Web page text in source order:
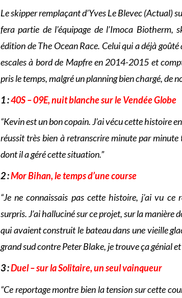
Le skipper remplaçant d’Yves Le Blevec (Actual)
fera partie de l’équipage de l’Imoca
édition de The Ocean Race. Celui qui a déjà
escales à bord de Mapfre en 2014-2015 et
pris le temps, malgré un planning bien chargé, de
1 :40S – 09E, nuit blanche sur le Vendée Globe
“Kevin est un bon copain. J’ai vécu cette histoire
réussit très bien à retranscrire minute par
dont il a géré cette situation.”
2 :Mor Bihan, le temps d’une course
“Je ne connaissais pas cette histoire, j’ai vu ce
surpris. J’ai halluciné sur ce projet, sur la manière
qui avaient construit le bateau dans une vieille
grand sud contre Peter Blake, je trouve ça génial
3 :Duel – sur la Solitaire, un seul vainqueur
“Ce reportage montre bien la tension sur cette